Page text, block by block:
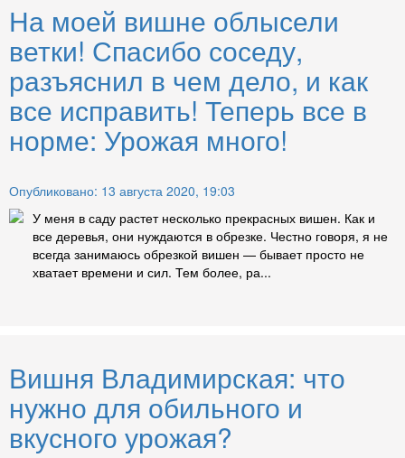
На моей вишне облысели
ветки! Спасибо соседу,
разъяснил в чем дело, и как
все исправить! Теперь все в
норме: Урожая много!
Опубликовано: 13 августа 2020, 19:03
У меня в саду растет несколько прекрасных вишен. Как и
все деревья, они нуждаются в обрезке. Честно говоря, я не
всегда занимаюсь обрезкой вишен — бывает просто не
хватает времени и сил. Тем более, ра...
Вишня Владимирская: что
нужно для обильного и
вкусного урожая?